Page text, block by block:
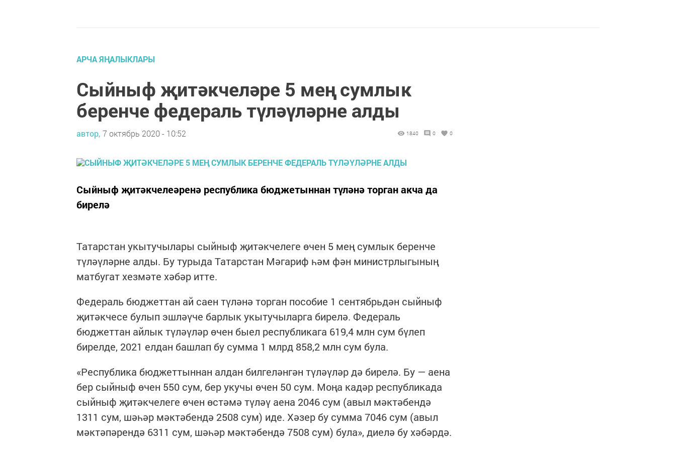
АРЧА ЯҢАЛЫКЛАРЫ
Сыйныф җитәкчеләре 5 мең сумлык
беренче федераль түләүләрне алды
автор, 7 октябрь 2020 - 10:52 1840 0 0
Сыйныф җитәкчелеәренә республика бюджетыннан түләнә торган акча да
бирелә
Татарстан укытучылары сыйныф җитәкчелеге өчен 5 мең сумлык беренче
түләүләрне алды. Бу турыда Татарстан Мәгариф һәм фән министрлыгының
матбугат хезмәте хәбәр итте.
Федераль бюджеттан ай саен түләнә торган пособие 1 сентябрьдән сыйныф
җитәкчесе булып эшләүче барлык укытучыларга бирелә. Федераль
бюджеттан айлык түләүләр өчен быел республикага 619,4 млн сум бүлеп
бирелде, 2021 елдан башлап бу сумма 1 млрд 858,2 млн сум була.
«Республика бюджеттыннан алдан билгеләнгән түләүләр дә бирелә. Бу — аена
бер сыйныф өчен 550 сум, бер укучы өчен 50 сум. Моңа кадәр республикада
сыйныф җитәкчелеге өчен өстәмә түләү аена 2046 сум (авыл мәктәбендә
1311 сум, шәһәр мәктәбендә 2508 сум) иде. Хәзер бу сумма 7046 сум (авыл
мәктәпәрендә 6311 сум, шәһәр мәктәбендә 7508 сум) була», диелә бу хәбәрдә.